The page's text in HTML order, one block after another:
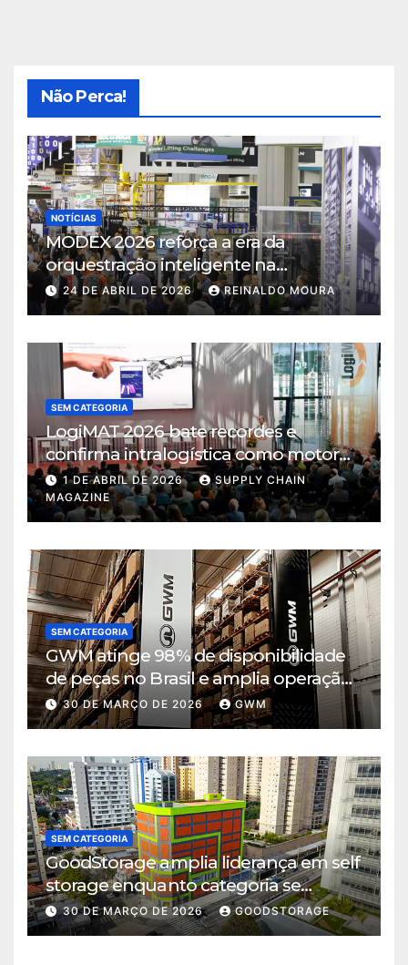
Não Perca!
NOTÍCIAS
MODEX 2026 reforça a era da
orquestração inteligente na
intralogística
24 DE ABRIL DE 2026 REINALDO MOURA
SEM CATEGORIA
LogiMAT 2026 bate recordes e
confirma intralogística como motor
de decisão em tempos de incerteza
1 DE ABRIL DE 2026
SUPPLY CHAIN
MAGAZINE
SEM CATEGORIA
GWM atinge 98% de disponibilidade
de peças no Brasil e amplia operação
logística em Cajamar
30 DE MARÇO DE 2026 GWM
SEM CATEGORIA
GoodStorage amplia liderança em self
storage enquanto categoria se
consolida em São Paulo
30 DE MARÇO DE 2026 GOODSTORAGE